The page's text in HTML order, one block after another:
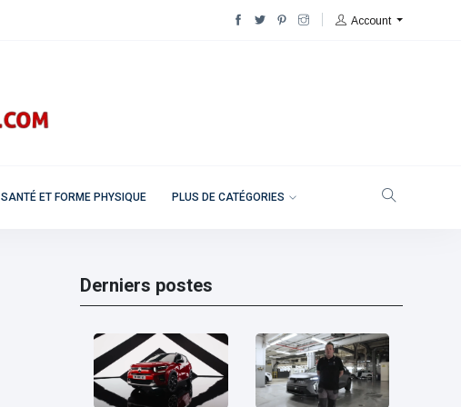
Account
SANTÉ ET FORME PHYSIQUE PLUS DE CATÉGORIES
Derniers postes